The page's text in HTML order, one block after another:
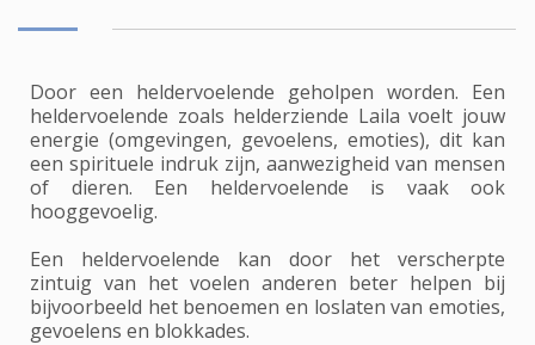
Door een heldervoelende geholpen worden. Een
heldervoelende zoals helderziende Laila voelt jouw
energie (omgevingen, gevoelens, emoties), dit kan
een spirituele indruk zijn, aanwezigheid van mensen
of dieren. Een heldervoelende is vaak ook
hooggevoelig.
Een heldervoelende kan door het verscherpte
zintuig van het voelen anderen beter helpen bij
bijvoorbeeld het benoemen en loslaten van emoties,
gevoelens en blokkades.